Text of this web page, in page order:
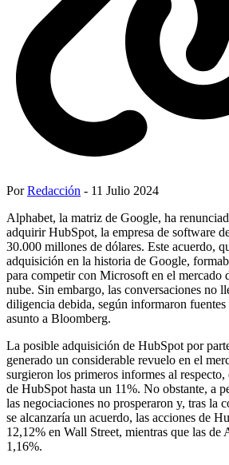
PorRedacción - 11 Julio 2024
Alphabet, la matriz de Google, ha
adquirir HubSpot, la empresa de software
30.000 millones de dólares. Este acuerdo,
adquisición en la historia de Google,
para competir con Microsoft en el mercado
nube. Sin embargo, las conversaciones no
diligencia debida, según informaron
asunto a Bloomberg.
La posible adquisición de HubSpot por
generado un considerable revuelo en el
surgieron los primeros informes al respecto,
de HubSpot hasta un 11%. No obstante, a
las negociaciones no prosperaron y, tras la
se alcanzaría un acuerdo, las acciones de
12,12% en Wall Street, mientras que las de
1,16%.